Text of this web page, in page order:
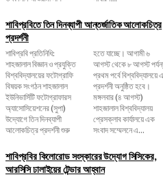
শাবিপ্রবিতে তিন দিনব্যাপী আন্তর্জাতিক আলোকচিত্র
প্রদর্শনী
শাবিপ্রবি প্রতিনিধি:
শাহজালাল বিজ্ঞান ও প্রযুক্তি
বিশ্ববিদ্যালয়ের ফটোগ্রাফি
বিষয়ক সংগঠন শাহজালাল
ইউনিভার্সিটি ফটোগ্রাফারস
অ্যাসোসিয়েশনের (সুপা)
উদ্যোগে তিন দিনব্যাপী
আলোকচিত্র প্রদর্শনী শুরু
হতে যাচ্ছে। আগামী ৬
আগস্ট থেকে ৮ আগস্ট পর্যন্ত
প্রথম পর্বে বিশ্ববিদ্যালয়ে এ
প্রদর্শনী অনুষ্ঠিত হবে।
মঙ্গলবার (৪ আগস্ট)
শাহজালাল বিশ্ববিদ্যালয়
প্রেসক্লাব কার্যালয়ে এক
সংবাদ সম্মেলনে এ...
শাবিপ্রবির কিলোরোড সংস্কারের উদ্যোগ সিসিকের,
আরসিসি ঢালাইয়ের টেন্ডার আহ্বান